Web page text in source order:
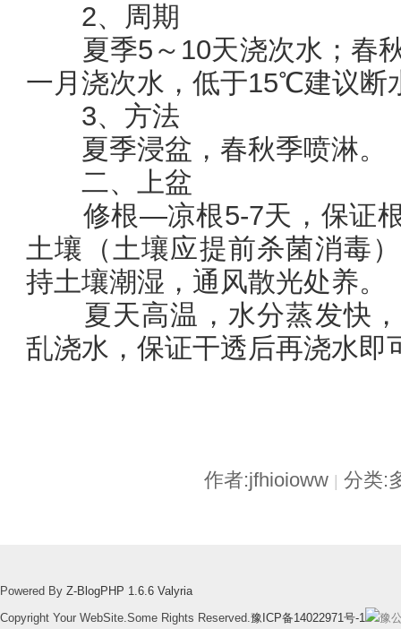
2、周期
夏季5～10天浇次水；春秋
一月浇次水，低于15℃建议断
3、方法
夏季浸盆，春秋季喷淋。
二、上盆
修根—凉根5-7天，保证根
土壤（土壤应提前杀菌消毒
持土壤潮湿，通风散光处养。
夏天高温，水分蒸发快，
乱浇水，保证干透后再浇水即
作者:jfhioioww | 分类:
Powered By Z-BlogPHP 1.6.6 Valyria
Copyright Your WebSite.Some Rights Reserved.豫ICP备14022971号-1 豫